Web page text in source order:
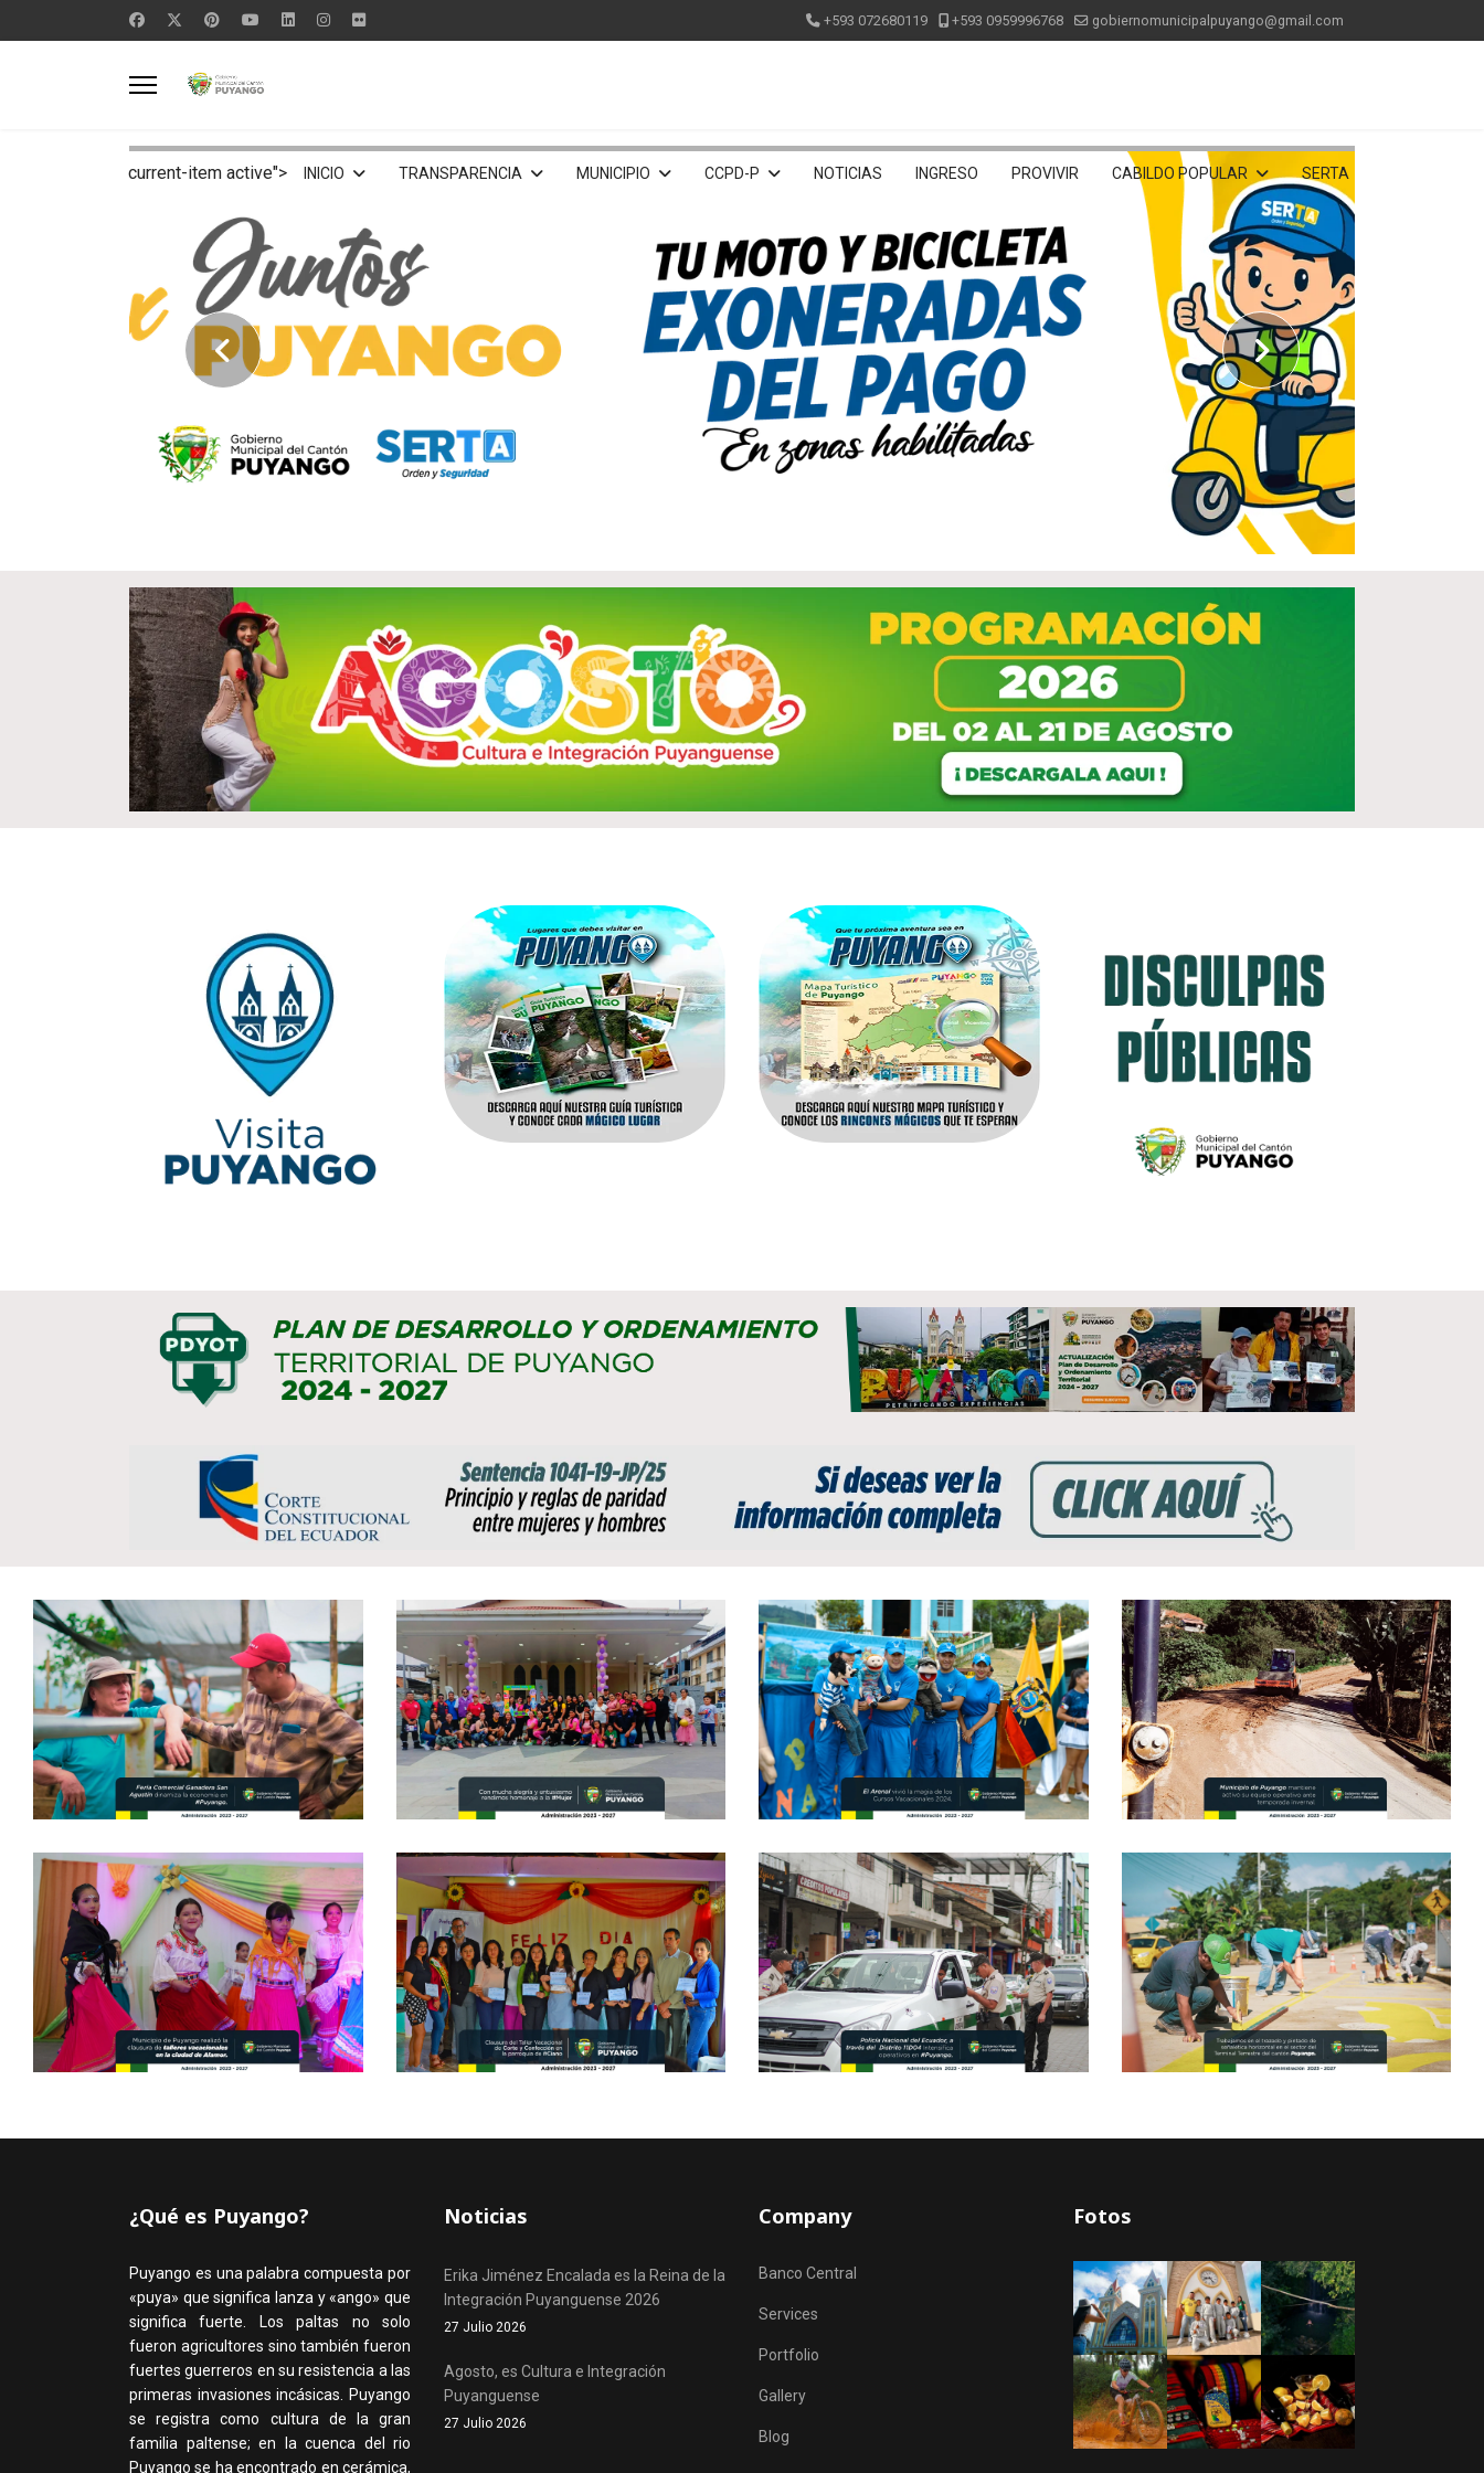
+593 072680119 +593 0959996768 gobiernomunicipalpuyango@gmail.com
current-item active"> INICIO TRANSPARENCIA MUNICIPIO CCPD-P NOTICIAS INGRESO PROVIVIR CABILDO POPULAR SERTA
¿Qué es Puyango?
Puyango es una palabra compuesta por
«puya» que significa lanza y «ango» que
significa fuerte. Los paltas no solo
fueron agricultores sino también fueron
fuertes guerreros en su resistencia a las
primeras invasiones incásicas. Puyango
se registra como cultura de la gran
familia paltense; en la cuenca del rio
Puyango se ha encontrado en cerámica,
Noticias
Erika Jiménez Encalada es la Reina de la
Integración Puyanguense 2026
27 Julio 2026
Agosto, es Cultura e Integración
Puyanguense
27 Julio 2026
Company
Banco Central
Services
Portfolio
Gallery
Blog
Fotos